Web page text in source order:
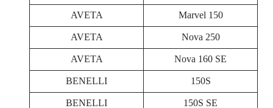
AVETA
Marvel 150
AVETA
Nova 250
AVETA
Nova 160 SE
BENELLI
150S
BENELLI
150S SE